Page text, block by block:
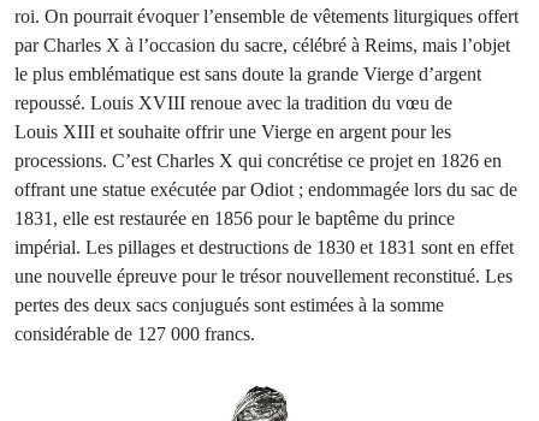
roi. On pourrait évoquer l’ensemble de vêtements liturgiques offert
par Charles X à l’occasion du sacre, célébré à Reims, mais l’objet
le plus emblématique est sans doute la grande Vierge d’argent
repoussé. Louis XVIII renoue avec la tradition du vœu de
Louis XIII et souhaite offrir une Vierge en argent pour les
processions. C’est Charles X qui concrétise ce projet en 1826 en
offrant une statue exécutée par Odiot ; endommagée lors du sac de
1831, elle est restaurée en 1856 pour le baptême du prince
impérial. Les pillages et destructions de 1830 et 1831 sont en effet
une nouvelle épreuve pour le trésor nouvellement reconstitué. Les
pertes des deux sacs conjugués sont estimées à la somme
considérable de 127 000 francs.